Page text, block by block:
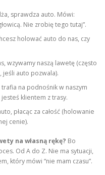
sprawdza auto. Mówi:
Nie zrobię tego tutaj”.
holować auto do nas, czy
wzywamy naszą lawetę (często
jeśli auto pozwala).
na podnośnik w naszym
klientem z trasy.
płacąc za całość (holowanie
cenie).
na własną rękę? Bo
Od A do Z. Nie ma sytuacji,
który mówi “nie mam czasu”.